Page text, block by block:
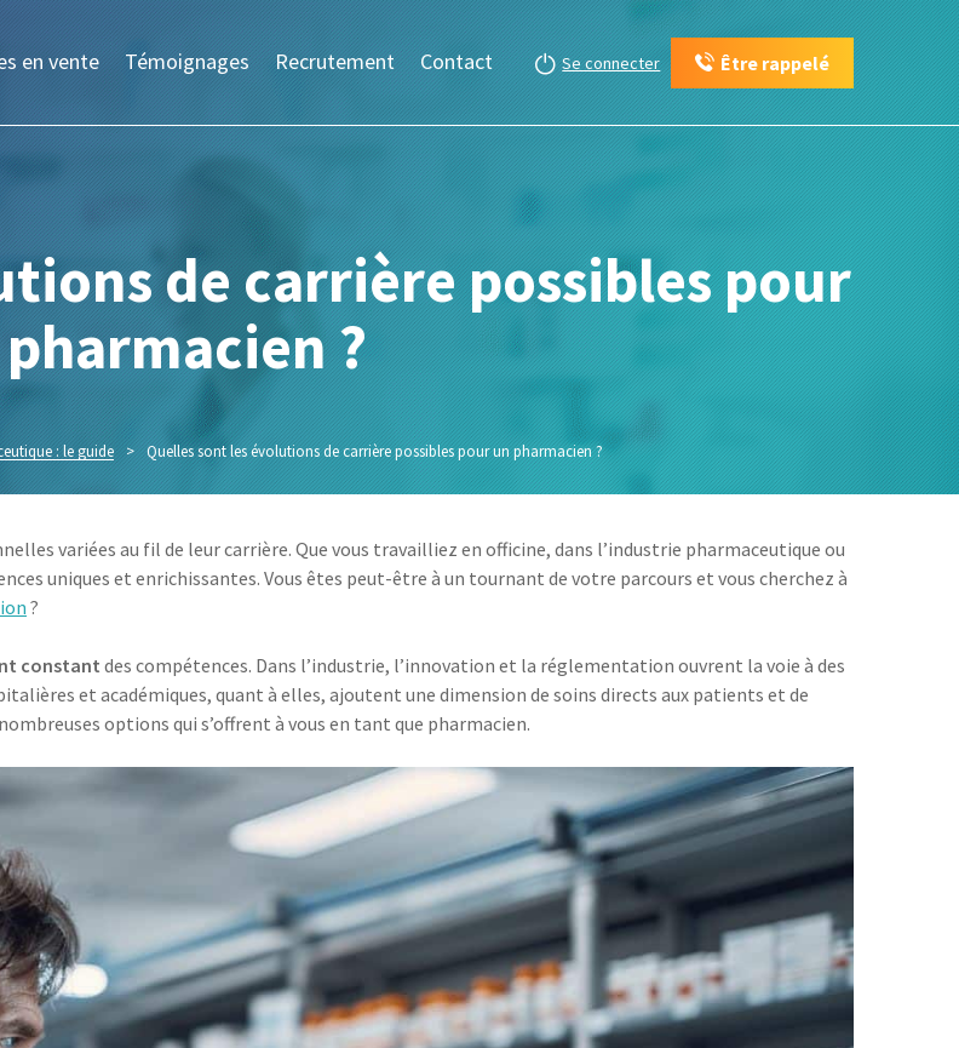
en vente Témoignages Recrutement Contact Se connecter Être rappelé
de carrière possibles pour
?
: le guide > Quelles sont les évolutions de carrière possibles pour un pharmacien ?
variées au fil de leur carrière. Que vous travailliez en officine, dans l’industrie pharmaceutique ou
uniques et enrichissantes. Vous êtes peut-être à un tournant de votre parcours et vous cherchez à
?
constantdes compétences. Dans l’industrie, l’innovation et la réglementation ouvrent la voie à des
et académiques, quant à elles, ajoutent une dimension de soins directs aux patients et de
options qui s’offrent à vous en tant que pharmacien.